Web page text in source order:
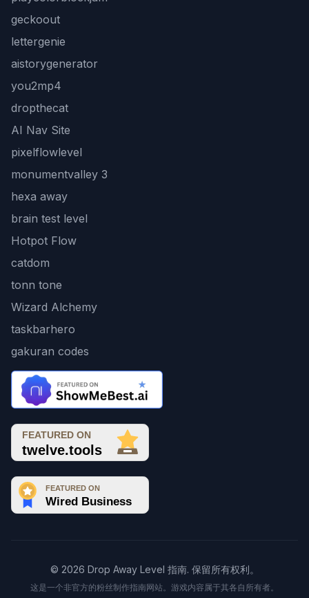
geckoout
lettergenie
aistorygenerator
you2mp4
dropthecat
AI Nav Site
pixelflowlevel
monumentvalley 3
hexa away
brain test level
Hotpot Flow
catdom
tonn tone
Wizard Alchemy
taskbarhero
gakuran codes
© 2026 Drop Away Level 指南. 保留所有权利。
这是一个非官方的粉丝制作指南网站。游戏内容属于其各自所有者。